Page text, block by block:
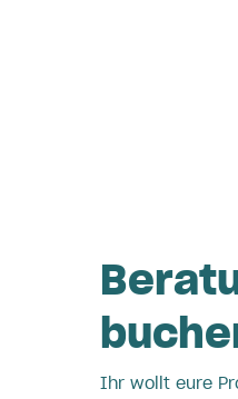
Ihr wollt eure